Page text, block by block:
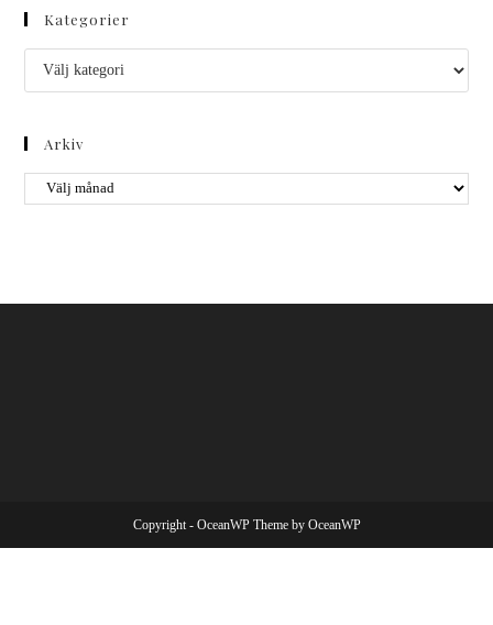
Kategorier
Arkiv
Copyright - OceanWP Theme by OceanWP